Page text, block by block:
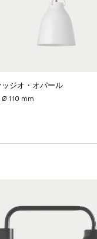
ッジオ・オパール
Ø 110 mm